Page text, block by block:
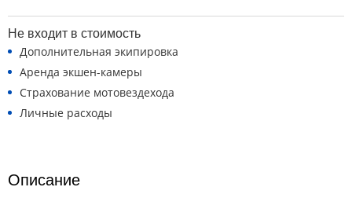
Не входит в стоимость
Дополнительная экипировка
Аренда экшен-камеры
Страхование мотовездехода
Личные расходы
Описание